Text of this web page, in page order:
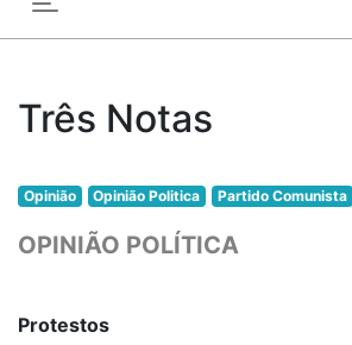
Três Notas
Opinião Opinião Politica Partido Comunista
OPINIÃO POLÍTICA
Protestos